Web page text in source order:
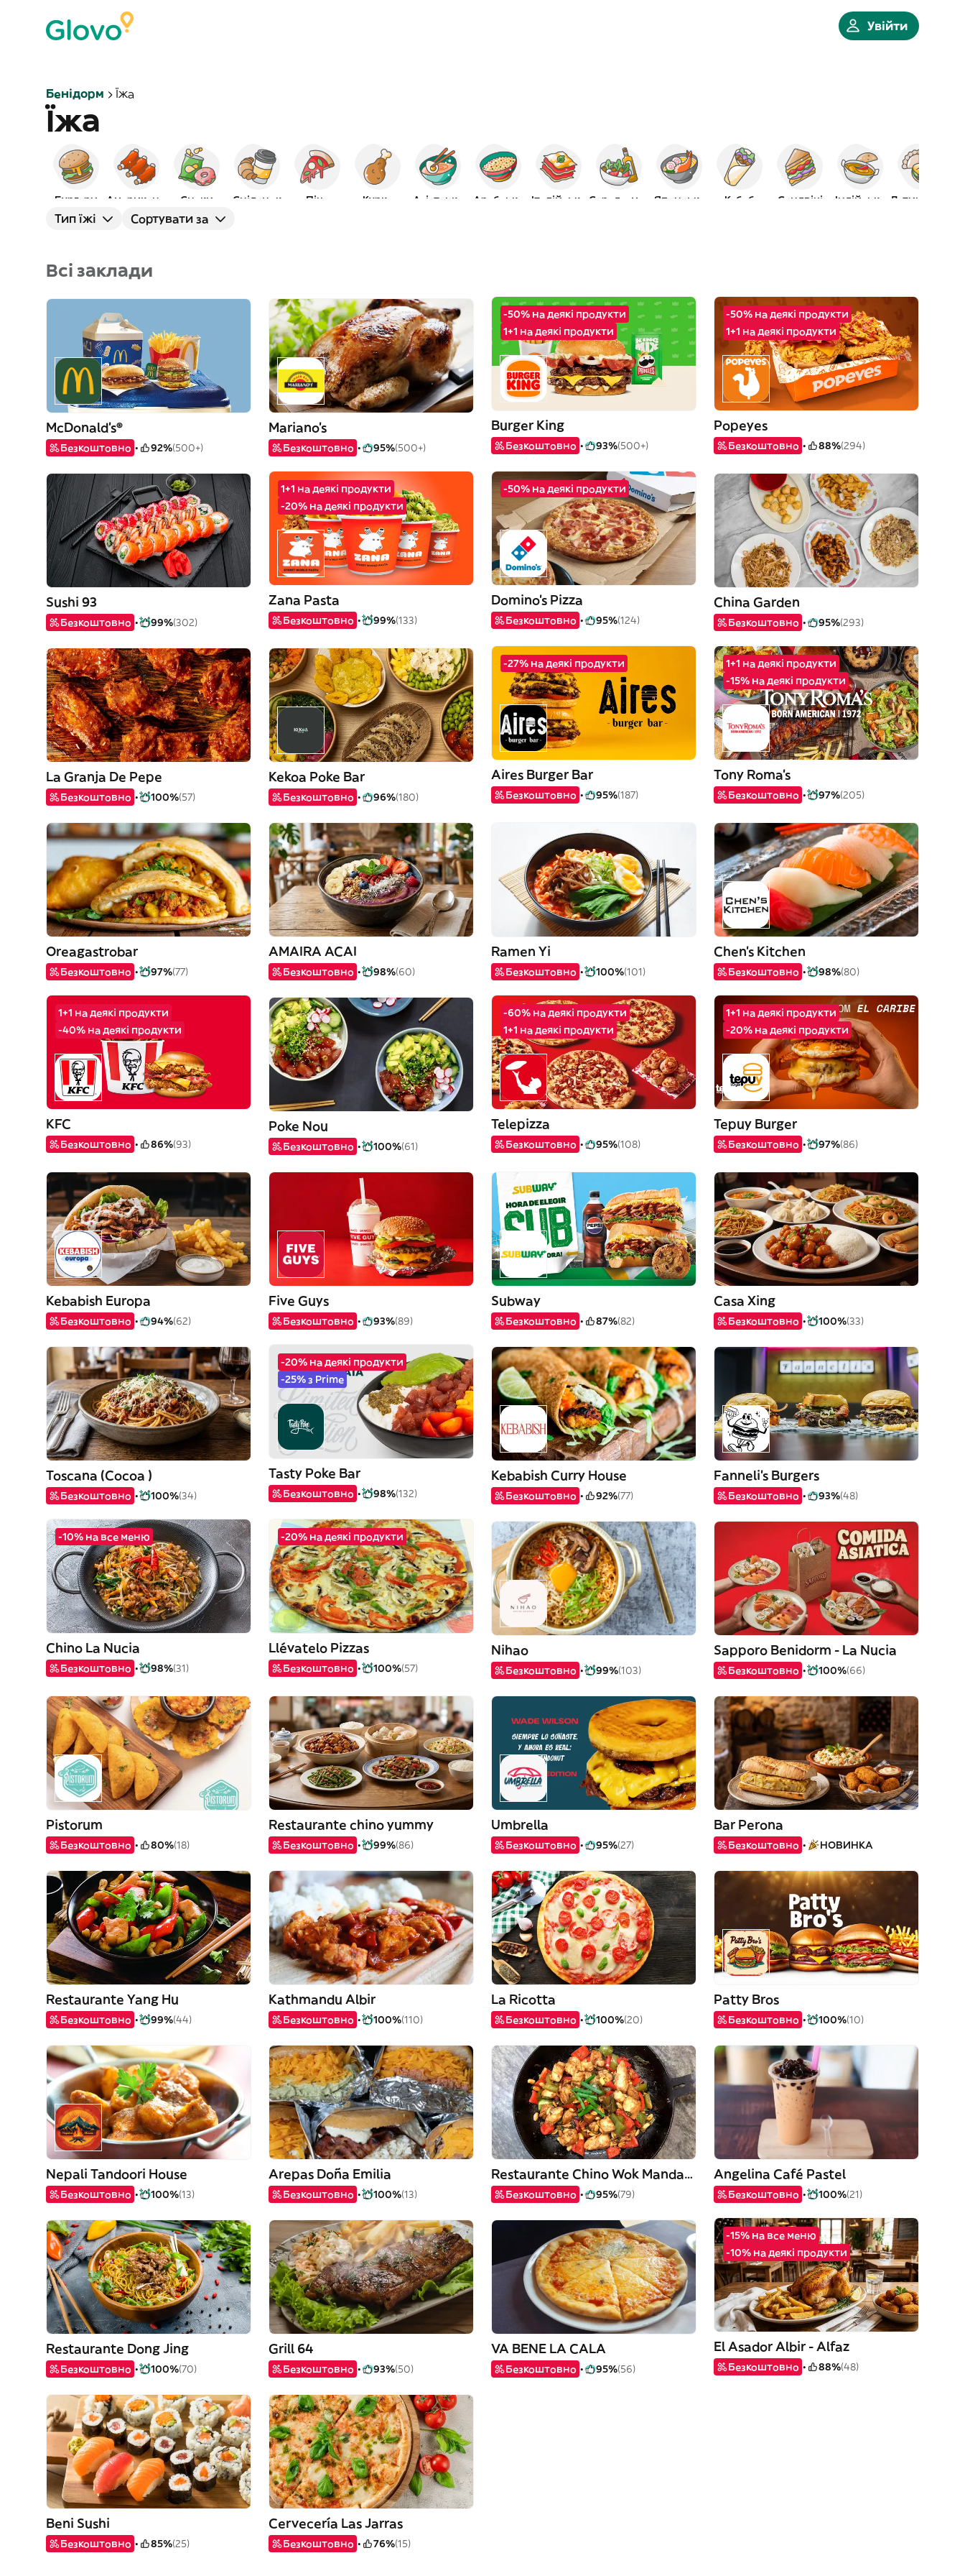
Увійти
Бенідорм Їжа
Їжа
Бургери Снеки Сніданок Піца Курка Азіатська Арабська Італійська Японська Кебаб Сендвічі Індійська
Тип їжі Сортувати за
Всі заклади
McDonald's®
Безкоштовно 92%(500+)
Mariano's
Безкоштовно 95%(500+)
-50% на деякі продукти
1+1 на деякі продукти
Burger King
Безкоштовно 93%(500+)
-50% на деякі продукти
1+1 на деякі продукти
Popeyes
Безкоштовно 88%(294)
Sushi 93
Безкоштовно 99%(302)
1+1 на деякі продукти
-20% на деякі продукти
Zana Pasta
Безкоштовно 99%(133)
-50% на деякі продукти
Domino's Pizza
Безкоштовно 95%(124)
China Garden
Безкоштовно 95%(293)
La Granja De Pepe
Безкоштовно 100%(57)
Kekoa Poke Bar
Безкоштовно 96%(180)
-27% на деякі продукти
Aires Burger Bar
Безкоштовно 95%(187)
1+1 на деякі продукти
-15% на деякі продукти
Tony Roma's
Безкоштовно 97%(205)
Oreagastrobar
Безкоштовно 97%(77)
AMAIRA ACAI
Безкоштовно 98%(60)
Ramen Yi
Безкоштовно 100%(101)
Chen's Kitchen
Безкоштовно 98%(80)
1+1 на деякі продукти
-40% на деякі продукти
KFC
Безкоштовно 86%(93)
Poke Nou
Безкоштовно 100%(61)
-60% на деякі продукти
1+1 на деякі продукти
Telepizza
Безкоштовно 95%(108)
1+1 на деякі продукти
-20% на деякі продукти
Tepuy Burger
Безкоштовно 97%(86)
Kebabish Europa
Безкоштовно 94%(62)
Five Guys
Безкоштовно 93%(89)
Subway
Безкоштовно 87%(82)
Casa Xing
Безкоштовно 100%(33)
Toscana (Cocoa )
Безкоштовно 100%(34)
-20% на деякі продукти
-25% з Prime
Tasty Poke Bar
Безкоштовно 98%(132)
Kebabish Curry House
Безкоштовно 92%(77)
Fanneli's Burgers
Безкоштовно 93%(48)
-10% на все меню
Chino La Nucia
Безкоштовно 98%(31)
-20% на деякі продукти
Llévatelo Pizzas
Безкоштовно 100%(57)
Nihao
Безкоштовно 99%(103)
Sapporo Benidorm - La Nucia
Безкоштовно 100%(66)
Pistorum
Безкоштовно 80%(18)
Restaurante chino yummy
Безкоштовно 99%(86)
Umbrella
Безкоштовно 95%(27)
Bar Perona
Безкоштовно НОВИНКА
Restaurante Yang Hu
Безкоштовно 99%(44)
Kathmandu Albir
Безкоштовно 100%(110)
La Ricotta
Безкоштовно 100%(20)
Patty Bros
Безкоштовно 100%(10)
Nepali Tandoori House
Безкоштовно 100%(13)
Arepas Doña Emilia
Безкоштовно 100%(13)
Restaurante Chino Wok Mandarín
Безкоштовно 95%(79)
Angelina Café Pastel
Безкоштовно 100%(21)
Restaurante Dong Jing
Безкоштовно 100%(70)
Grill 64
Безкоштовно 93%(50)
VA BENE LA CALA
Безкоштовно 95%(56)
-15% на все меню
-10% на деякі продукти
El Asador Albir - Alfaz
Безкоштовно 88%(48)
Beni Sushi
Безкоштовно 85%(25)
Cervecería Las Jarras
Безкоштовно 76%(15)